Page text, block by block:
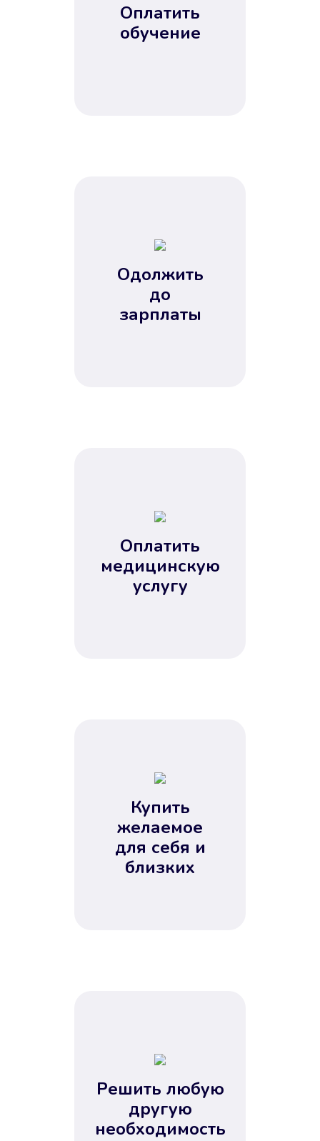
Оплатить
обучение
Одолжить
до
зарплаты
Оплатить
медицинскую
услугу
Купить
желаемое
для себя и
близких
Решить любую
другую
необходимость